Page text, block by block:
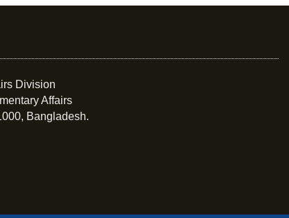
Division
Affairs
Bangladesh.